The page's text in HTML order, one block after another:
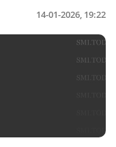
14-01-2026, 19:22